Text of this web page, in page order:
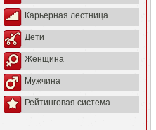
Карьерная лестница
Дети
Женщина
Мужчина
Рейтинговая система